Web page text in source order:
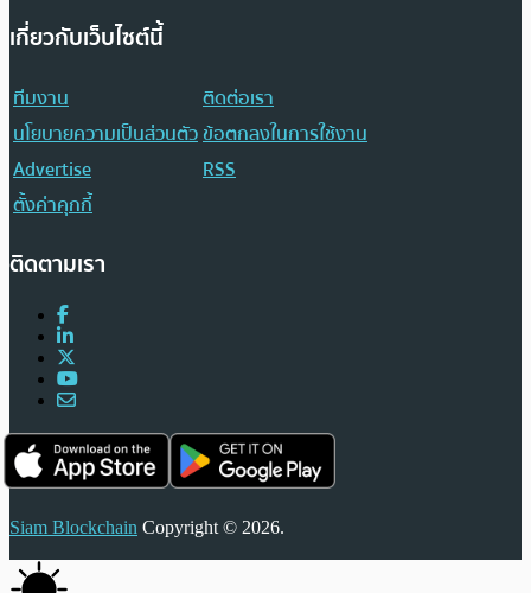
เกี่ยวกับเว็บไซต์นี้
ทีมงาน
ติดต่อเรา
นโยบายความเป็นส่วนตัวข้อตกลงในการใช้งาน
Advertise
RSS
ตั้งค่าคุกกี้
ติดตามเรา
Siam Blockchain Copyright © 2026.